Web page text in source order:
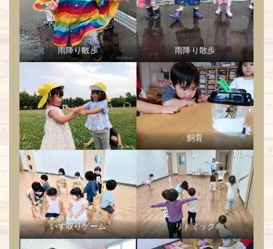
雨降り散歩 雨降り散歩
飼育
いす取りゲーム リトミック